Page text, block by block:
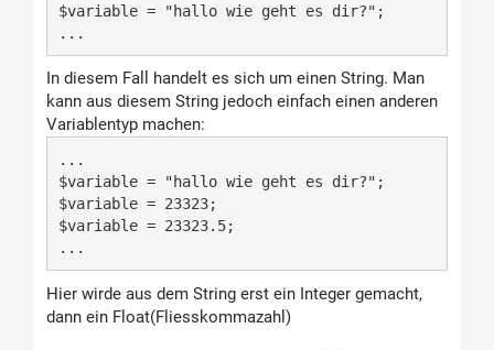
$variable = "hallo wie geht es dir?";
...
In diesem Fall handelt es sich um einen String. Man
kann aus diesem String jedoch einfach einen anderen
Variablentyp machen:
...
$variable = "hallo wie geht es dir?";
$variable = 23323;
$variable = 23323.5;
...
Hier wirde aus dem String erst ein Integer gemacht,
dann ein Float(Fliesskommazahl)